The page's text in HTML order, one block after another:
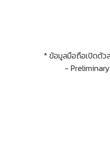
* ข้อมูลมือถือเปิดตัว
-